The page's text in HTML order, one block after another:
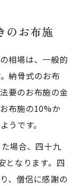
のお布施
相場は、一般的
納骨式のお布
要のお布施の金
布施の10%か
うです。
場合、四十九
となります。四
、僧侶に感謝の